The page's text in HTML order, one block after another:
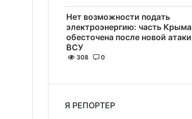
Нет возможности подать
электроэнергию: часть Крыма
обесточена после новой атаки
ВСУ
308 0
Я РЕПОРТЕР